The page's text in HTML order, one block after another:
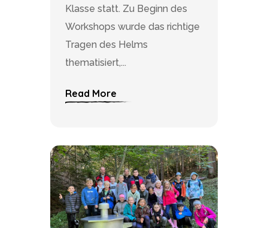
Klasse statt. Zu Beginn des
Workshops wurde das richtige
Tragen des Helms
thematisiert,...
Read More